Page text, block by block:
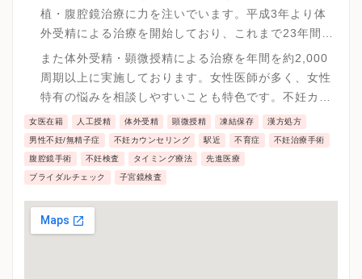
植・腹腔鏡治療に力を注いでいます。平成3年より体
外受精による治療を開始しており、これまで23年間の
実績があります。
また体外受精・顕微授精による治療を年間を約2,000
周期以上に実施しております。女性医師が多く、女性
特有の悩みを相談しやすいことも特色です。不妊カウ
ンセラーによるカウンセリング、医師・看護師による
体外受精勉強会や不妊教室を開いています。
女医在籍 人工授精 体外受精 顕微授精 凍結保存 漢方処方
男性不妊/無精子症 不妊カウンセリング 駅近 不育症 不妊治療手術
腹腔鏡手術 不妊検査 タイミング療法 先進医療
ブライダルチェック 子宮鏡検査